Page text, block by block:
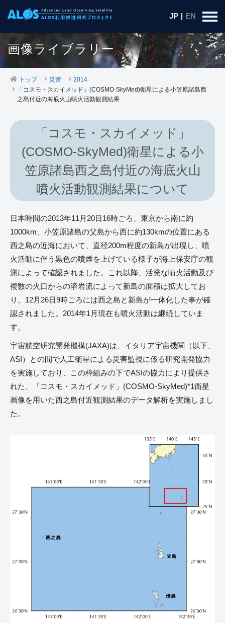
JP | EN
画像ライブラリー
トップ 災害
2014
「コスモ・スカイメッド」(COSMO-SkyMed)衛星による小笠原諸島西
之島付近の海底火山噴火活動観測結果
「コスモ・スカイメッド」
(COSMO-SkyMed)衛星による小
笠原諸島西之島付近の海底火山
噴火活動観測結果について
日本時間の2013年11月20日16時ごろ、東京から南に約
1000km、小笠原諸島の父島から西に約130kmの位置にある
西之島の近海において、直径200m程度の新島が出現し、噴
火活動に伴う黒色の噴煙を上げている様子が海上保安庁の観
測によって確認されました。これ以降、活発な噴火活動及び
複数の火口からの溶岩流によって新島の面積は拡大してお
り、12月26日9時ごろには西之島と新島が一体化した事が確
認されました。2014年1月現在も噴火活動は継続していま
す。
宇宙航空研究開発機構(JAXA)は、イタリア宇宙機関（以下、
ASI）との間で人工衛星による災害監視に係る研究開発協力
を実施しており、この枠組みの下でASIの協力により提供さ
れた、「コスモ・スカイメッド」(COSMO-SkyMed)*1衛星
画像を用いた西之島付近観測結果のデータ解析を実施しまし
た。